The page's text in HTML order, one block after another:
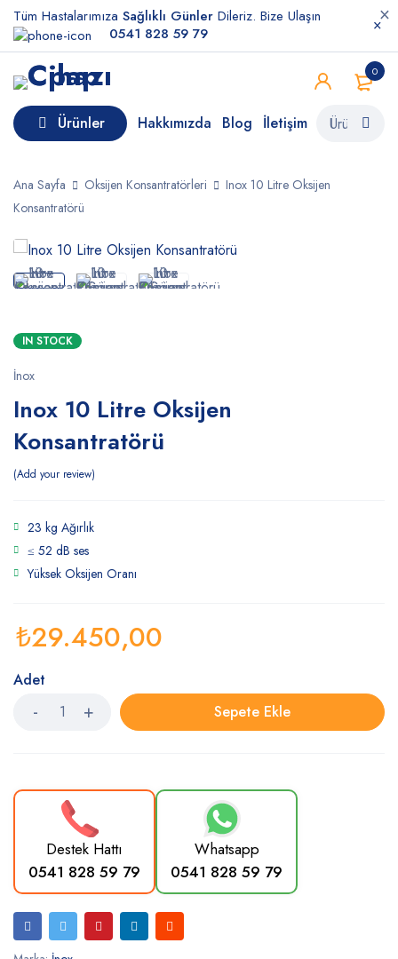
Tüm Hastalarımıza Sağlıklı Günler Dileriz. Bize Ulaşın
0541 828 59 79
0
Ürünler Hakkımızda Blog İletişim
Ana Sayfa Oksijen Konsantratörleri
Inox 10 Litre Oksijen
Konsantratörü
IN STOCK
İnox
Inox 10 Litre Oksijen
Konsantratörü
Add your review
23 kg Ağırlık
≤ 52 dB ses
Yüksek Oksijen Oranı
₺29.450,00
Adet
Sepete Ekle
Destek Hattı
0541 828 59 79
Whatsapp
0541 828 59 79